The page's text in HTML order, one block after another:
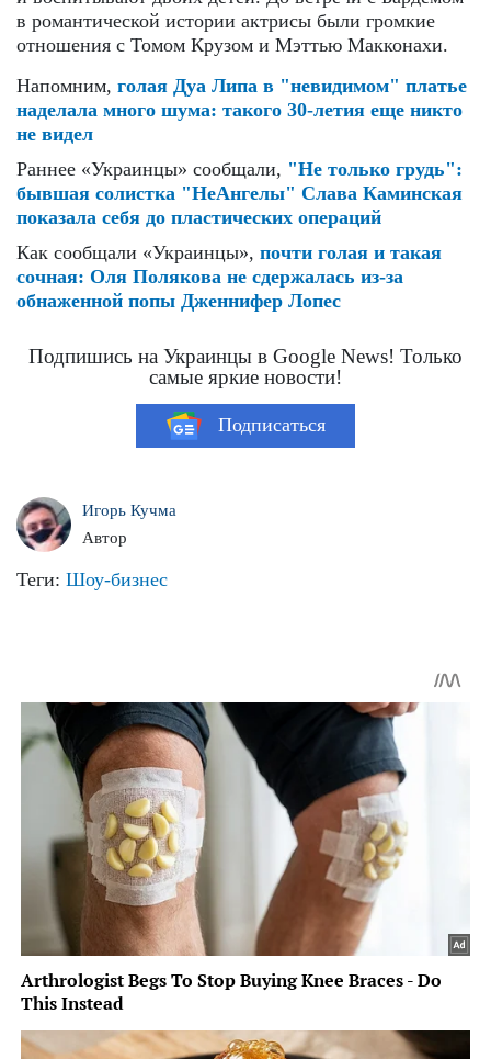
в романтической истории актрисы были громкие
отношения с Томом Крузом и Мэттью Макконахи.
Напомним, голая Дуа Липа в "невидимом" платье
наделала много шума: такого 30-летия еще никто
не видел
Раннее «Украинцы» сообщали, "Не только грудь":
бывшая солистка "НеАнгелы" Слава Каминская
показала себя до пластических операций
Как сообщали «Украинцы», почти голая и такая
сочная: Оля Полякова не сдержалась из-за
обнаженной попы Дженнифер Лопес
Подпишись на Украинцы в Google News! Только
самые яркие новости!
Подписаться
Игорь Кучма
Автор
Теги: Шоу-бизнес